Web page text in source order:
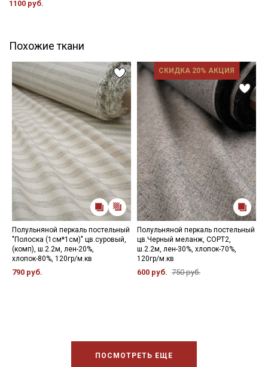
1100 руб.
Похожие ткани
Полульняной перкаль постельный
"Полоска (1см*1см)" цв.суровый,
(комп), ш.2.2м, лен-20%,
хлопок-80%, 120гр/м.кв
790 руб.
СКИДКА 20% АКЦИЯ
Полульняной перкаль постельный
цв.Черный меланж, СОРТ2,
ш.2.2м, лен-30%, хлопок-70%,
120гр/м.кв
600 руб. 750 руб.
ПОСМОТРЕТЬ ЕЩЕ